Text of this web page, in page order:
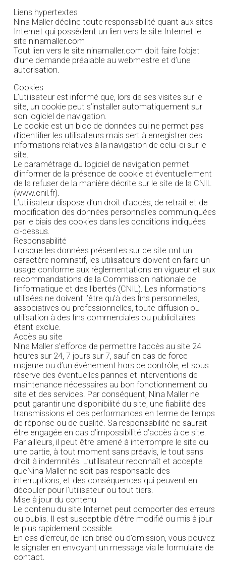
Liens hypertextes
Nina Maller décline toute responsabilité quant aux sites
Internet qui possèdent un lien vers le site Internet le
site ninamaller.com
Tout lien vers le site ninamaller.com doit faire l’objet
d’une demande préalable au webmestre et d’une
autorisation.
Cookies
L’utilisateur est informé que, lors de ses visites sur le
site, un cookie peut s’installer automatiquement sur
son logiciel de navigation.
Le cookie est un bloc de données qui ne permet pas
d’identifier les utilisateurs mais sert à enregistrer des
informations relatives à la navigation de celui-ci sur le
site.
Le paramétrage du logiciel de navigation permet
d’informer de la présence de cookie et éventuellement
de la refuser de la manière décrite sur le site de la CNIL
(www.cnil.fr).
L’utilisateur dispose d’un droit d’accès, de retrait et de
modification des données personnelles communiquées
par le biais des cookies dans les conditions indiquées
ci-dessus.
Responsabilité
Lorsque les données présentes sur ce site ont un
caractère nominatif, les utilisateurs doivent en faire un
usage conforme aux règlementations en vigueur et aux
recommandations de la Commission nationale de
l’informatique et des libertés (CNIL). Les informations
utilisées ne doivent l’être qu’à des fins personnelles,
associatives ou professionnelles, toute diffusion ou
utilisation à des fins commerciales ou publicitaires
étant exclue.
Accès au site
Nina Maller s’efforce de permettre l’accès au site 24
heures sur 24, 7 jours sur 7, sauf en cas de force
majeure ou d’un événement hors de contrôle, et sous
réserve des éventuelles pannes et interventions de
maintenance nécessaires au bon fonctionnement du
site et des services. Par conséquent, Nina Maller ne
peut garantir une disponibilité du site, une fiabilité des
transmissions et des performances en terme de temps
de réponse ou de qualité. Sa responsabilité ne saurait
être engagée en cas d’impossibilité d’accès à ce site.
Par ailleurs, il peut être amené à interrompre le site ou
une partie, à tout moment sans préavis, le tout sans
droit à indemnités. L’utilisateur reconnaît et accepte
queNina Maller ne soit pas responsable des
interruptions, et des conséquences qui peuvent en
découler pour l’utilisateur ou tout tiers.
Mise à jour du contenu
Le contenu du site Internet peut comporter des erreurs
ou oublis. Il est susceptible d’être modifié ou mis à jour
le plus rapidement possible.
En cas d’erreur, de lien brisé ou d’omission, vous pouvez
le signaler en envoyant un message via le formulaire de
contact.